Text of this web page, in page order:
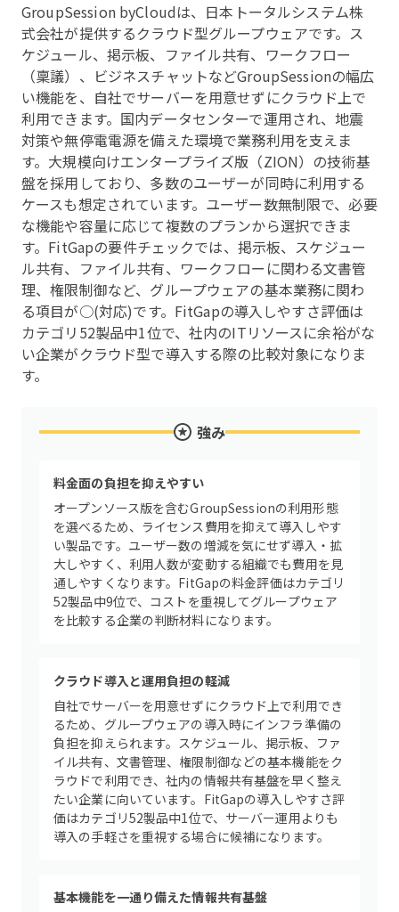
GroupSession byCloudは、日本トータルシステム株
式会社が提供するクラウド型グループウェアです。ス
ケジュール、掲示板、ファイル共有、ワークフロー
（稟議）、ビジネスチャットなどGroupSessionの幅広
い機能を、自社でサーバーを用意せずにクラウド上で
利用できます。国内データセンターで運用され、地震
対策や無停電電源を備えた環境で業務利用を支えま
す。大規模向けエンタープライズ版（ZION）の技術基
盤を採用しており、多数のユーザーが同時に利用する
ケースも想定されています。ユーザー数無制限で、必要
な機能や容量に応じて複数のプランから選択できま
す。FitGapの要件チェックでは、掲示板、スケジュー
ル共有、ファイル共有、ワークフローに関わる文書管
理、権限制御など、グループウェアの基本業務に関わ
る項目が○(対応)です。FitGapの導入しやすさ評価は
カテゴリ52製品中1位で、社内のITリソースに余裕がな
い企業がクラウド型で導入する際の比較対象になりま
す。
強み
料金面の負担を抑えやすい
オープンソース版を含むGroupSessionの利用形態
を選べるため、ライセンス費用を抑えて導入しやす
い製品です。ユーザー数の増減を気にせず導入・拡
大しやすく、利用人数が変動する組織でも費用を見
通しやすくなります。FitGapの料金評価はカテゴリ
52製品中9位で、コストを重視してグループウェア
を比較する企業の判断材料になります。
クラウド導入と運用負担の軽減
自社でサーバーを用意せずにクラウド上で利用でき
るため、グループウェアの導入時にインフラ準備の
負担を抑えられます。スケジュール、掲示板、ファ
イル共有、文書管理、権限制御などの基本機能をク
ラウドで利用でき、社内の情報共有基盤を早く整え
たい企業に向いています。FitGapの導入しやすさ評
価はカテゴリ52製品中1位で、サーバー運用よりも
導入の手軽さを重視する場合に候補になります。
基本機能を一通り備えた情報共有基盤